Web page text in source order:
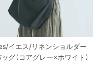
イエス/リネンショルダー
グ（コアグレー×ホワイト）